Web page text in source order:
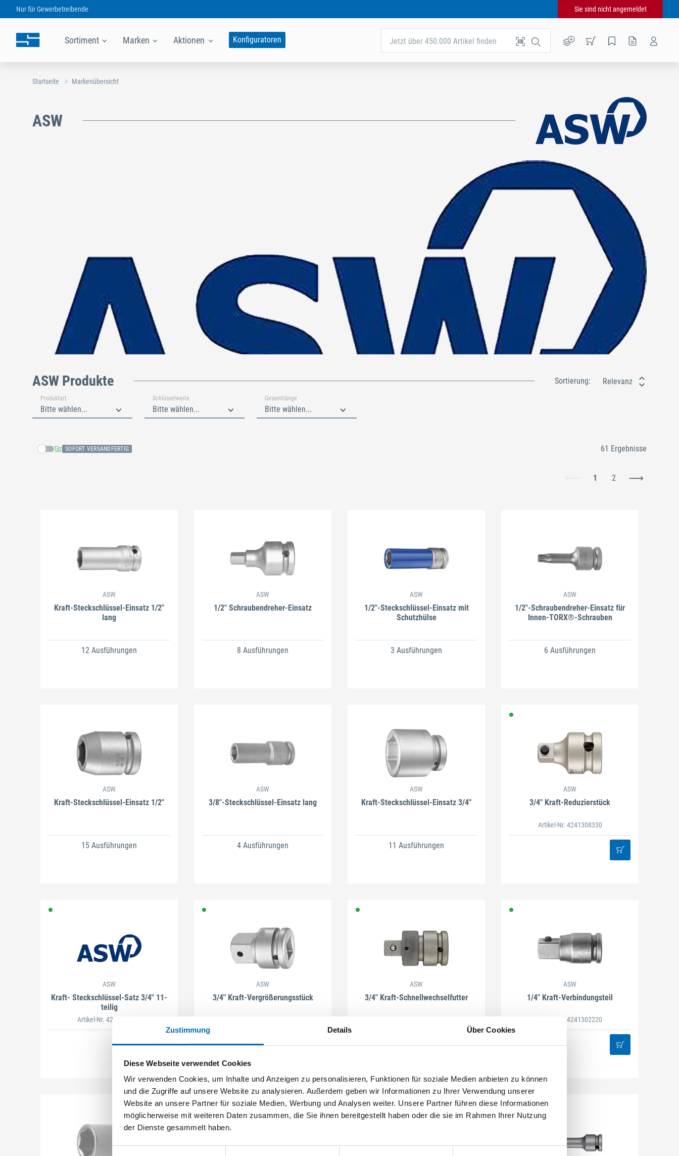
Zustimmung Details Über Cookies
Diese Webseite verwendet Cookies
Wir verwenden Cookies, um Inhalte und Anzeigen zu personalisieren, Funktionen für soziale Medien anbieten zu können
und die Zugriffe auf unsere Website zu analysieren. Außerdem geben wir Informationen zu Ihrer Verwendung unserer
Website an unsere Partner für soziale Medien, Werbung und Analysen weiter. Unsere Partner führen diese Informationen
möglicherweise mit weiteren Daten zusammen, die Sie ihnen bereitgestellt haben oder die sie im Rahmen Ihrer Nutzung
der Dienste gesammelt haben.
Nur fürGewerbetreibende Sie sind nicht angemeldet
Sortiment Marken Aktionen Konfiguratoren Jetzt über 450.000 Artikel finden
Startseite Markenübersicht
ASW
ASW Produkte Sortierung: Relevanz
Produktart
Bitte wählen...
Schließen
Schlüsselweite
Bitte wählen...
Gesamtlänge
Bitte wählen...
Schließen
SOFORT VERSANDFERTIG 61 Ergebnisse
1 2
ASW
Kraft-Steckschlüssel-Einsatz 1/2"
lang
12 Ausführungen
ASW
1/2" Schraubendreher-Einsatz
8 Ausführungen
ASW
1/2"-Steckschlüssel-Einsatz mit
Schutzhülse
3 Ausführungen
ASW
1/2"-Schraubendreher-Einsatz für
Innen-TORX®-Schrauben
6 Ausführungen
ASW
Kraft-Steckschlüssel-Einsatz 1/2"
15 Ausführungen
ASW
3/8"-Steckschlüssel-Einsatz lang
4 Ausführungen
ASW
Kraft-Steckschlüssel-Einsatz 3/4"
11 Ausführungen
ASW
3/4" Kraft-Reduzierstück
Artikel-Nr. 4241308330
ASW
Kraft- Steckschlüssel-Satz 3/4" 11-
teilig
Artikel-Nr. 4241308081
ASW
3/4" Kraft-Vergrößerungsstück
ASW
3/4" Kraft-Schnellwechselfutter
ASW
1/4" Kraft-Verbindungsteil
Artikel-Nr. 4241302220